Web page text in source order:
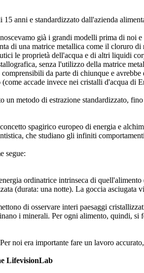
anni e standardizzato dall'azienda
già i grandi modelli prima di
di una matrice metallica come il cloruro
le proprietà dell'acqua e di altri liquidi
senza l'utilizzo della matrice
da parte di chiunque e
accade invece nei cristalli d'acqua di
un metodo di estrazione standardizzato,
spagirico europeo di energia e
che studiano gli infiniti
segue:
ordinatrice intrinseca di
(durata: una notte). La goccia asciugata
di osservare interi paesaggi
i minerali. Per ogni alimento, quindi,
noi era importante fare un lavoro
LifevisionLab